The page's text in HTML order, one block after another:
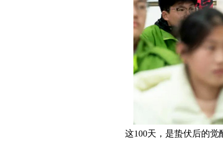
这100天，是蛰伏后的